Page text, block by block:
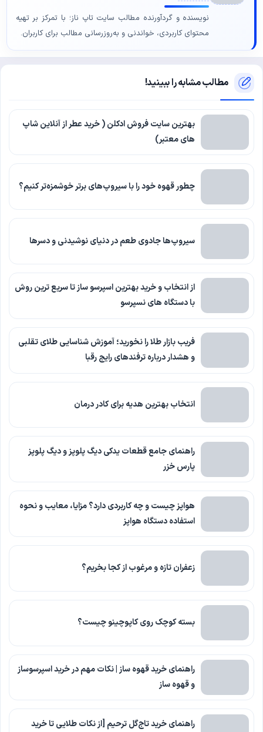
نویسنده و گردآورنده مطالب سایت تاپ ناز؛ با تمرکز بر تهیه
محتوای کاربردی، خواندنی و به‌روزرسانی مطالب برای کاربران.
مطالب مشابه را ببینید!
بهترین سایت فروش ادکلن ( خرید عطر از آنلاین شاپ
های معتبر)
چطور قهوه خود را با سیروپ‌های برتر خوشمزه‌تر کنیم؟
سیروپ‌ها جادوی طعم در دنیای نوشیدنی و دسرها
از انتخاب و خرید بهترین اسپرسو ساز تا سریع ترین روش
با دستگاه های نسپرسو
فریب بازار طلا را نخورید؛ آموزش شناسایی طلای تقلبی
و هشدار درباره ترفندهای رایج رقبا
انتخاب بهترین هدیه برای کادر درمان
راهنمای جامع قطعات یدکی دیگ پلوپز و دیگ پلوپز
پارس خزر
هواپز چیست و چه کاربردی دارد؟ مزایا، معایب و نحوه
استفاده دستگاه هواپز
زعفران تازه و مرغوب از کجا بخریم؟
بسته کوچک روی کاپوچینو چیست؟
راهنمای خرید قهوه ساز | نکات مهم در خرید اسپرسوساز
و قهوه ساز
راهنمای خرید تاج‌گل ترحیم [از نکات طلایی تا خرید